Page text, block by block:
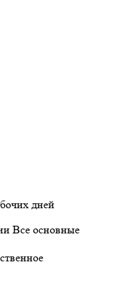
дней
Все основные